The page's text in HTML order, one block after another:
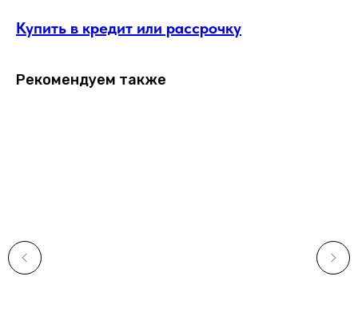
Купить в кредит или рассрочку
Рекомендуем также